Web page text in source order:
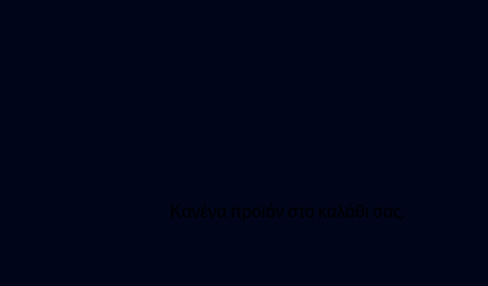
Κανένα προϊόν στο καλάθι σας.